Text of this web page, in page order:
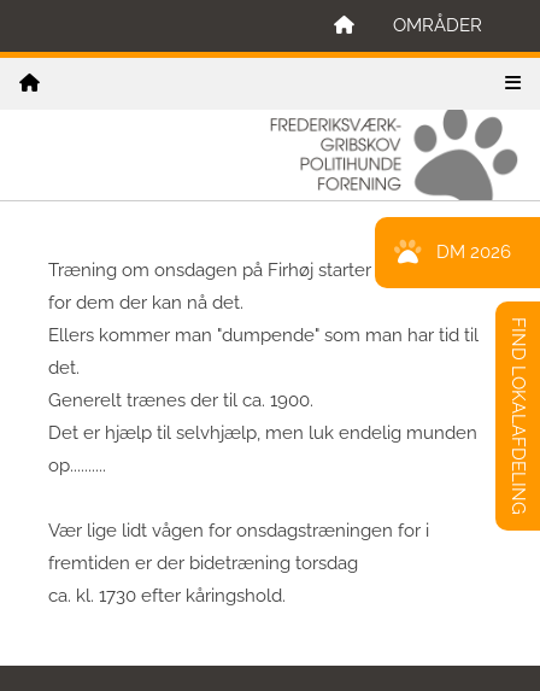
OMRÅDER
Træning om onsdagen på Firhøj starter ca. kl. 1500
for dem der kan nå det.
Ellers kommer man "dumpende" som man har tid til
det.
Generelt trænes der til ca. 1900.
Det er hjælp til selvhjælp, men luk endelig munden
op..........
Vær lige lidt vågen for onsdagstræningen for i
fremtiden er der bidetræning torsdag
ca. kl. 1730 efter kåringshold.
DM 2026
FIND LOKALAFDELING